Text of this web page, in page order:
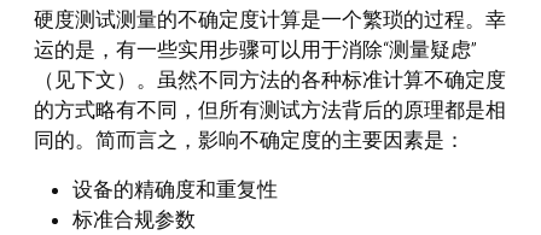
硬度测试测量的不确定度计算是一个繁琐的过程。幸
运的是，有一些实用步骤可以用于消除“测量疑虑”
（见下文）。虽然不同方法的各种标准计算不确定度
的方式略有不同，但所有测试方法背后的原理都是相
同的。简而言之，影响不确定度的主要因素是：
设备的精确度和重复性
标准合规参数